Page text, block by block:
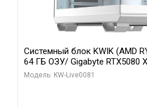
Системный блок KWIK (AMD
64 ГБ ОЗУ/ Gigabyte RTX5080
16GB GDDR7 256bit/ 1 ТБ SSD)
Модель: KW-Live0081